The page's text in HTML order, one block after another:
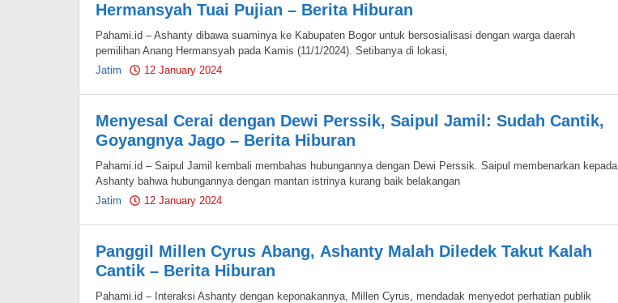
Hermansyah Tuai Pujian – Berita Hiburan
Pahami.id – Ashanty dibawa suaminya ke Kabupaten Bogor untuk bersosialisasi dengan warga daerah
pemilihan Anang Hermansyah pada Kamis (11/1/2024). Setibanya di lokasi,
Jatim
12 January 2024
Menyesal Cerai dengan Dewi Perssik, Saipul Jamil: Sudah Cantik,
Goyangnya Jago – Berita Hiburan
Pahami.id – Saipul Jamil kembali membahas hubungannya dengan Dewi Perssik. Saipul membenarkan kepada
Ashanty bahwa hubungannya dengan mantan istrinya kurang baik belakangan
Jatim
12 January 2024
Panggil Millen Cyrus Abang, Ashanty Malah Diledek Takut Kalah
Cantik – Berita Hiburan
Pahami.id – Interaksi Ashanty dengan keponakannya, Millen Cyrus, mendadak menyedot perhatian publik